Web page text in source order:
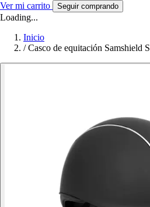
Ver mi carrito Seguir comprando
Loading...
Inicio
/ Casco de equitación Samshield